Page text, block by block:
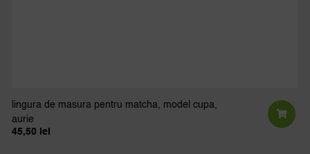
lingura de masura pentru matcha, model cupa,
aurie
45,50
lei